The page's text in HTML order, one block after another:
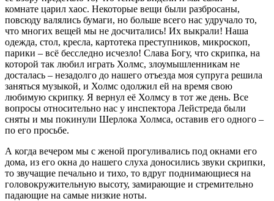
комнате царил хаос. Некоторые вещи были разбросаны,
повсюду валялись бумаги, но больше всего нас удручало то,
что многих вещей мы не досчитались! Их выкрали! Наша
одежда, стол, кресла, картотека преступников, микроскоп,
парики – всё бесследно исчезло! Слава Богу, что скрипка, на
которой так любил играть Холмс, злоумышленникам не
досталась – незадолго до нашего отъезда моя супруга решила
заняться музыкой, и Холмс одолжил ей на время свою
любимую скрипку. Я вернул её Холмсу в тот же день. Все
вопросы относительно нас у инспектора Лейстреда были
сняты и мы покинули Шерлока Холмса, оставив его одного –
по его просьбе.
А когда вечером мы с женой прогуливались под окнами его
дома, из его окна до нашего слуха доносились звуки скрипки,
то звучащие печально и тихо, то вдруг поднимающиеся на
головокружительную высоту, замирающие и стремительно
падающие на самые низкие ноты.